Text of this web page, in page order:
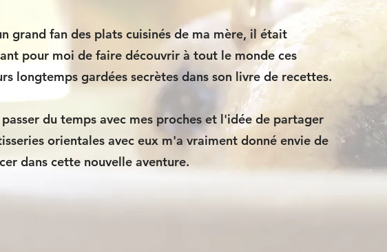
grand fan des plats cuisinés de ma mère, il était
pour moi de faire découvrir à tout le monde ces
longtemps gardées secrètes dans son livre de recettes.
du temps avec mes proches et l'idée de partager
orientales avec eux m'a vraiment donné envie de
dans cette nouvelle aventure.